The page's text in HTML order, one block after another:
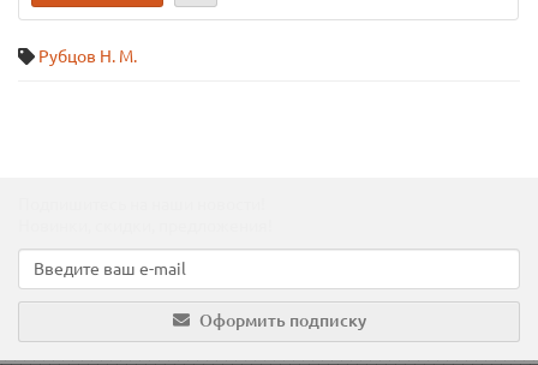
Рубцов Н. М.
Оформить подписку